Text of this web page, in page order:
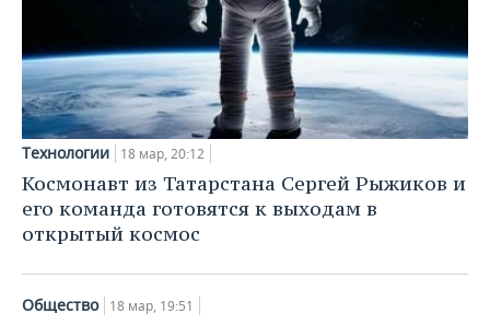
Технологии 18 мар, 20:12
Космонавт из Татарстана Сергей Рыжиков и
его команда готовятся к выходам в
открытый космос
Общество 18 мар, 19:51